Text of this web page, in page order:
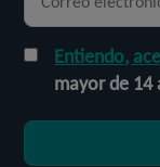
Entiendo,
mayor de 14